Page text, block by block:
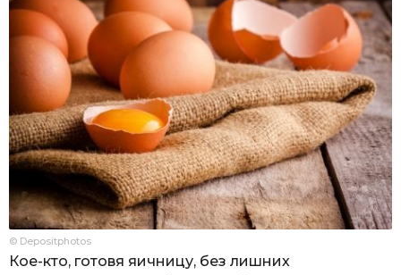
© Depositphotos
Кое-кто, готовя яичницу, без лишних